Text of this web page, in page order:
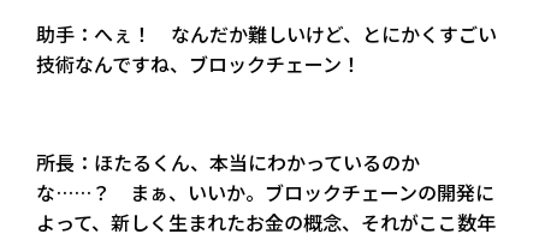
助手：へぇ！ なんだか難しいけど、とにかくすごい
技術なんですね、ブロックチェーン！
所長：ほたるくん、本当にわかっているのか
な……？ まぁ、いいか。ブロックチェーンの開発に
よって、新しく生まれたお金の概念、それがここ数年